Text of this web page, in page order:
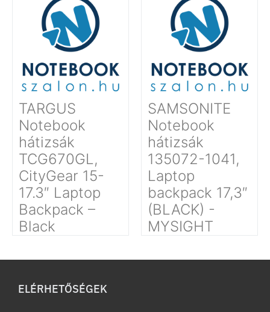
TARGUS
Notebook
hátizsák
TCG670GL,
CityGear 15-
17.3″ Laptop
Backpack –
Black
SAMSONITE
Notebook
hátizsák
135072-1041,
Laptop
backpack 17,3″
(BLACK) -
MYSIGHT
ELÉRHETŐSÉGEK